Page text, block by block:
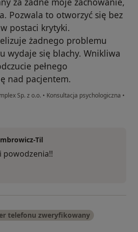
Pozwala to otworzyć się bez
postaci krytyki.
żadnego problemu
wydaje się blachy. Wnikliwa
pełnego
nad pacjentem.
Sp. z o.o. • Konsultacja psychologiczna •
Til
powodzenia!!
telefonu zweryfikowany